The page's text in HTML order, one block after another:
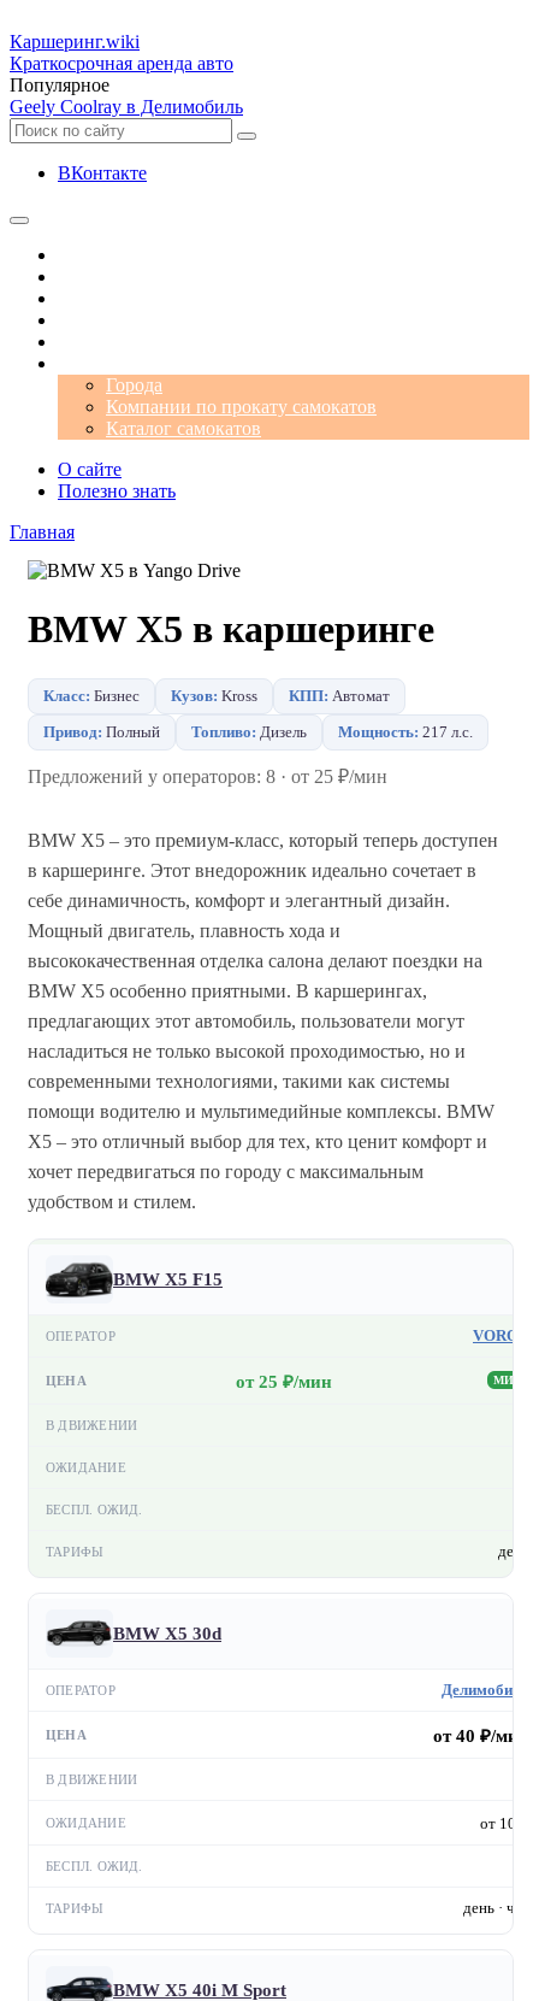
Каршеринг.wiki
Краткосрочная аренда авто
Популярное
Geely Coolray в Делимобиль
ВКонтакте
Города
Компании по прокату самокатов
Каталог самокатов
О сайте
Полезно знать
Главная
BMW X5 в каршеринге
Класс: Бизнес Кузов: Kross КПП: Автомат
Привод: Полный Топливо: Дизель Мощность: 217 л.с.
Предложений у операторов: 8 · от 25 ₽/мин
BMW X5 – это премиум-класс, который теперь доступен
в каршеринге. Этот внедорожник идеально сочетает в
себе динамичность, комфорт и элегантный дизайн.
Мощный двигатель, плавность хода и
высококачественная отделка салона делают поездки на
BMW X5 особенно приятными. В каршерингах,
предлагающих этот автомобиль, пользователи могут
насладиться не только высокой проходимостью, но и
современными технологиями, такими как системы
помощи водителю и мультимедийные комплексы. BMW
X5 – это отличный выбор для тех, кто ценит комфорт и
хочет передвигаться по городу с максимальным
удобством и стилем.
BMW Х5 F15
VORON
от 25 ₽/мин МИН
день
BMW X5 30d
Делимобиль
от 40 ₽/мин
от 10 ₽
день · час
BMW X5 40i M Sport